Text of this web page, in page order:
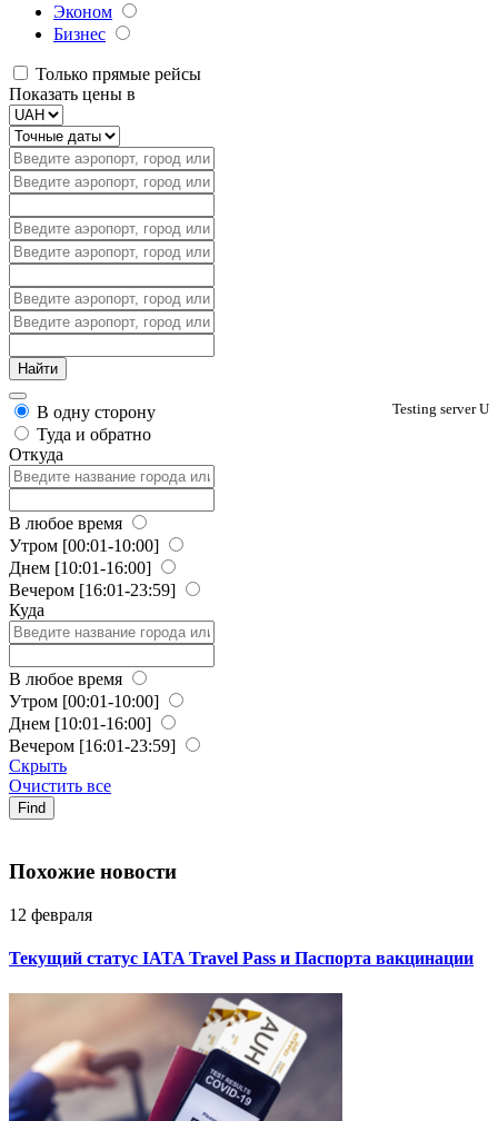
Эконом
Бизнес
Только прямые рейсы
Показать цены в
Testing server U
В одну сторону
Туда и обратно
Откуда
В любое время
Утром [00:01-10:00]
Днем [10:01-16:00]
Вечером [16:01-23:59]
Куда
В любое время
Утром [00:01-10:00]
Днем [10:01-16:00]
Вечером [16:01-23:59]
Скрыть
Очистить все
Find
Похожие новости
12 февраля
Текущий статус IATA Travel Pass и Паспорта вакцинации